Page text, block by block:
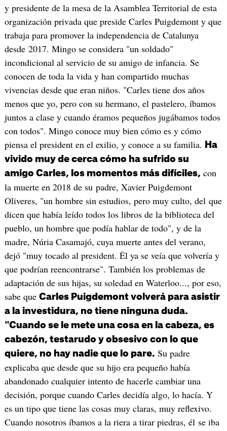
y presidente de la mesa de la Asamblea Territorial de esta
organización privada que preside Carles Puigdemont y que
trabaja para promover la independencia de Catalunya
desde 2017. Mingo se considera "un soldado"
incondicional al servicio de su amigo de infancia. Se
conocen de toda la vida y han compartido muchas
vivencias desde que eran niños. "Carles tiene dos años
menos que yo, pero con su hermano, el pastelero, íbamos
juntos a clase y cuando éramos pequeños jugábamos todos
con todos". Mingo conoce muy bien cómo es y cómo
piensa el president en el exilio, y conoce a su familia.
Ha
vivido muy de cerca cómo ha sufrido su
amigo Carles, los momentos más difíciles, con
la muerte en 2018 de su padre, Xavier Puigdemont
Oliveres, "un hombre sin estudios, pero muy culto, del que
dicen que había leído todos los libros de la biblioteca del
pueblo, un hombre que podía hablar de todo", y de la
madre, Núria Casamajó, cuya muerte antes del verano,
dejó "muy tocado al president. Él ya se veía que volvería y
que podrían reencontrarse". También los problemas de
adaptación de sus hijas, su soledad en Waterloo..., por eso,
sabe que Carles Puigdemont volverá para asistir
a la investidura, no tiene ninguna duda.
"Cuando se le mete una cosa en la cabeza, es
cabezón, testarudo y obsesivo con lo que
quiere, no hay nadie que lo pare. Su padre
explicaba que desde que su hijo era pequeño había
abandonado cualquier intento de hacerle cambiar una
decisión, porque cuando Carles decidía algo, lo hacía. Y
es un tipo que tiene las cosas muy claras, muy reflexivo.
Cuando nosotros íbamos a la riera a tirar piedras, él se iba